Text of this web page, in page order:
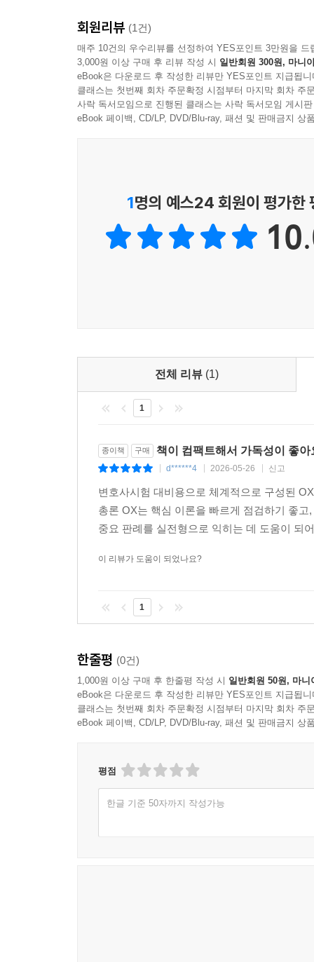
회원리뷰 (1건)
매주 10건의 우수리뷰를 선정하여 YES포인트 3만원을 드
3,000원 이상 구매 후 리뷰 작성 시 일반회원 300원, 마니
eBook은 다운로드 후 작성한 리뷰만 YES포인트 지급됩니
클래스는 첫번째 회차 주문확정 시점부터 마지막 회차 주
사락 독서모임으로 진행된 클래스는 사락 독서모임 게시
eBook 페이백, CD/LP, DVD/Blu-ray, 패션 및 판매금지 상
1명의 예스24 회원이 평가한
전체 리뷰 (1)
1
종이책 구매 책이 컴팩트해서 가독성이 좋아
d******4 2026-05-26 신고
변호사시험 대비용으로 체계적으로 구성된
총론 OX는 핵심 이론을 빠르게 점검하기 좋
중요 판례를 실전형으로 익히는 데 도움이 되
이 리뷰가 도움이 되었나요?
1
한줄평 (0건)
1,000원 이상 구매 후 한줄평 작성 시 일반회원 50원, 마니
eBook은 다운로드 후 작성한 리뷰만 YES포인트 지급됩니
클래스는 첫번째 회차 주문확정 시점부터 마지막 회차 주
eBook 페이백, CD/LP, DVD/Blu-ray, 패션 및 판매금지 상
평점
한글 기준 50자까지 작성가능